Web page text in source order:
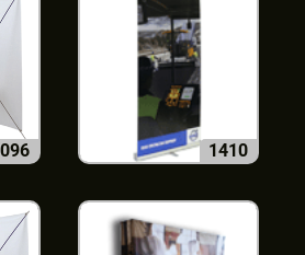
1410